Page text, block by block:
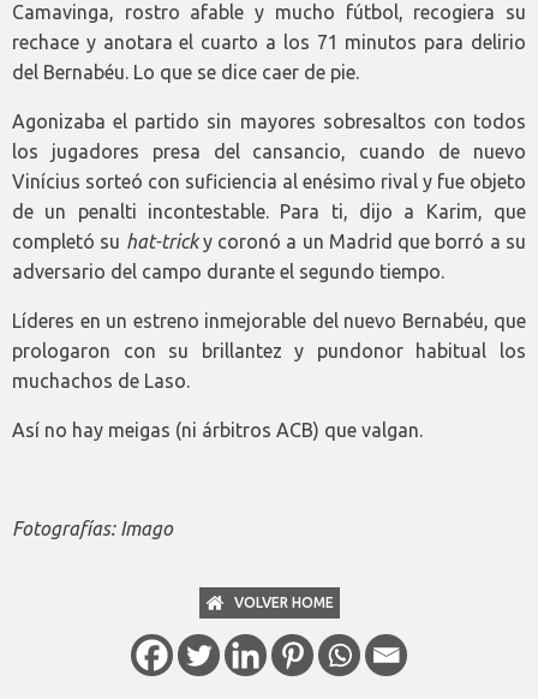
Camavinga, rostro afable y mucho fútbol, recogiera su
rechace y anotara el cuarto a los 71 minutos para delirio
del Bernabéu. Lo que se dice caer de pie.
Agonizaba el partido sin mayores sobresaltos con todos
los jugadores presa del cansancio, cuando de nuevo
Vinícius sorteó con suficiencia al enésimo rival y fue objeto
de un penalti incontestable. Para ti, dijo a Karim, que
completó su hat-tricky coronó a un Madrid que borró a su
adversario del campo durante el segundo tiempo.
Líderes en un estreno inmejorable del nuevo Bernabéu, que
prologaron con su brillantez y pundonor habitual los
muchachos de Laso.
Así no hay meigas (ni árbitros ACB) que valgan.
Fotografías: Imago
VOLVER HOME